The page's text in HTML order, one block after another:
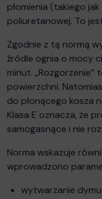
płomienia (takiego
poliuretanowej. To
Zgodnie z tą normą
źródle ognia o mocy
minut. „Rozgorzenie”
powierzchni.
do płonącego kosza
Klasa E oznacza, że
samogasnące i nie
Norma wskazuje
wprowadzono
wytwarzanie dymu